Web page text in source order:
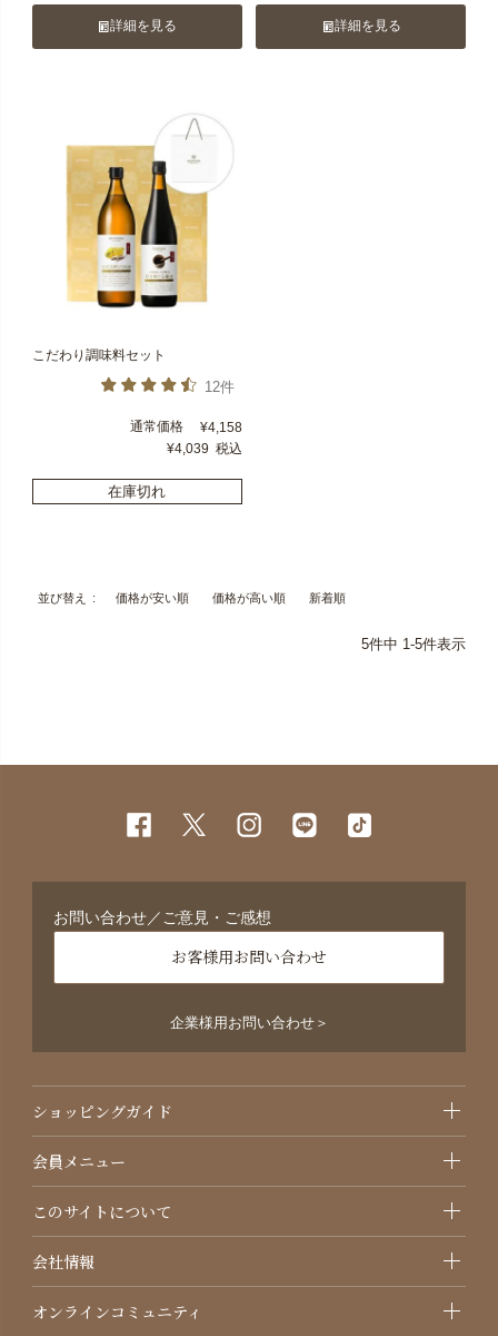
詳細を見る 詳細を見る
こだわり調味料セット
12件
通常価格 ¥4,158
¥4,039 税込
在庫切れ
並び替え 価格が安い順 価格が高い順 新着順
5件中 1-5件表示
お問い合わせ／ご意見・ご感想
お客様用お問い合わせ
企業様用お問い合わせ＞
ショッピングガイド
会員メニュー
このサイトについて
会社情報
オンラインコミュニティ